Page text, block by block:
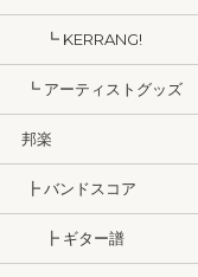
┗ KERRANG!
┗ アーティストグッズ
邦楽
┣ バンドスコア
┣ ギター譜